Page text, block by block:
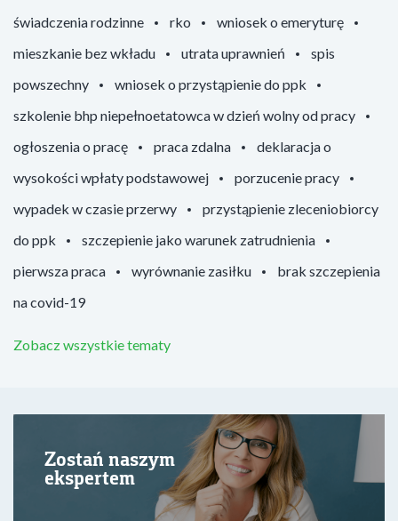
świadczenia rodzinne
rko
wniosek o emeryturę
mieszkanie bez wkładu
utrata uprawnień
spis
powszechny
wniosek o przystąpienie do ppk
szkolenie bhp niepełnoetatowca w dzień wolny od pracy
ogłoszenia o pracę
praca zdalna
deklaracja o
wysokości wpłaty podstawowej
porzucenie pracy
wypadek w czasie przerwy
przystąpienie zleceniobiorcy
do ppk
szczepienie jako warunek zatrudnienia
pierwsza praca
wyrównanie zasiłku
brak szczepienia
na covid-19
Zobacz wszystkie tematy
Zostań naszym
ekspertem